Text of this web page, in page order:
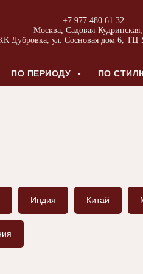
+7 977 480 61 32
Москва, Садовая-
Дубровка, ул. Сосновая дом 6,
ПО ПЕРИОДУ ПО
Индия Китай